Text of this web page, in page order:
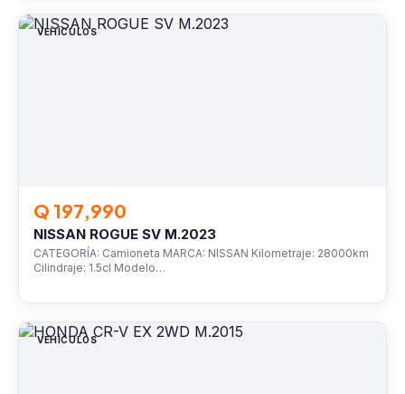
VEHÍCULOS
Q 197,990
NISSAN ROGUE SV M.2023
CATEGORÍA: Camioneta MARCA: NISSAN Kilometraje: 28000km
Cilindraje: 1.5cl Modelo…
VEHÍCULOS